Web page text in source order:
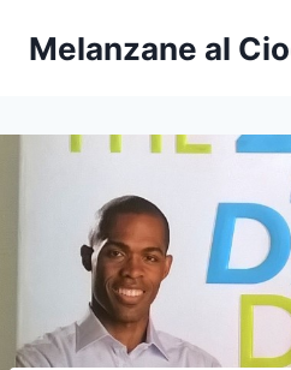
Melanzane al